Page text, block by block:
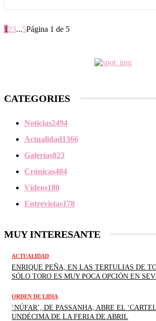
1 23...5Página 1 de 5
CATEGORIES
Noticias2494
Actualidad1366
Galerías823
Crónicas404
Vídeos180
Entrevistas178
MUY INTERESANTE
ACTUALIDAD
ENRIQUE PEÑA, EN LAS TERTULIAS DE
SÓLO TORO ES MUY POCA OPCIÓN EN
ORDEN DE LIDIA
‘NÚFAR’, DE PASSANHA, ABRE EL
UNDÉCIMA DE LA FERIA DE ABRIL